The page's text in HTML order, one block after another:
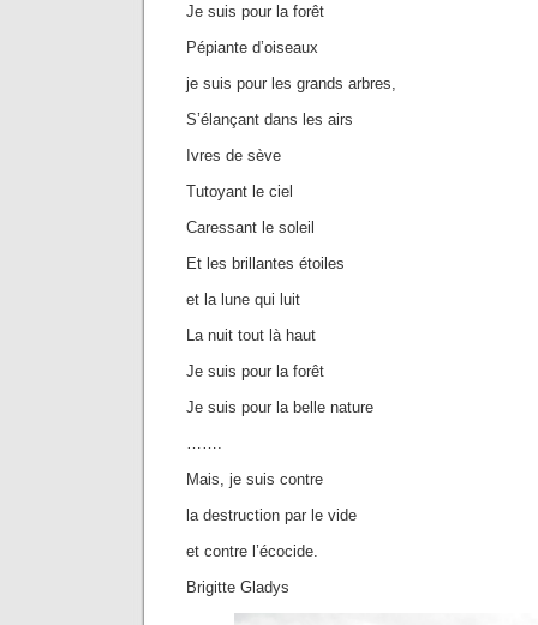
Je suis pour la forêt
Pépiante d’oiseaux
je suis pour les grands arbres,
S’élançant dans les airs
Ivres de sève
Tutoyant le ciel
Caressant le soleil
Et les brillantes étoiles
et la lune qui luit
La nuit tout là haut
Je suis pour la forêt
Je suis pour la belle nature
…….
Mais, je suis contre
la destruction par le vide
et contre l’écocide.
Brigitte Gladys